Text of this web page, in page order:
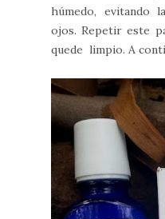
húmedo, evitando
ojos. Repetir este
quede limpio. A